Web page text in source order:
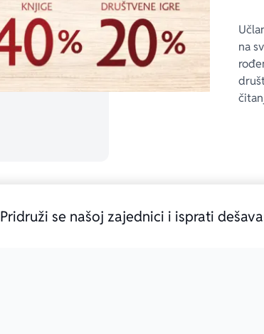
na
Pridruži se našoj zajednici i isprati